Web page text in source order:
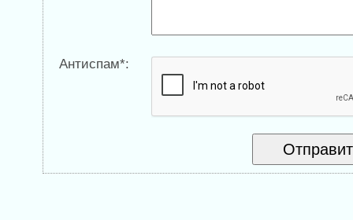
Антиспам*: